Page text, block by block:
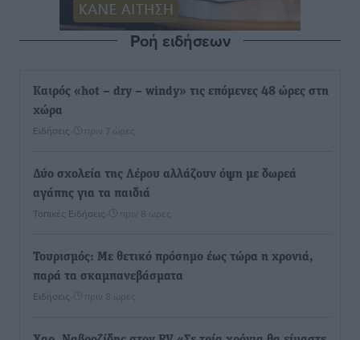
Ροή ειδήσεων
Καιρός «hot – dry – windy» τις επόμενες 48 ώρες στη
χώρα
Ειδήσεις πριν 7 ώρες
Δύο σχολεία της Λέρου αλλάζουν όψη με δωρεά
αγάπης για τα παιδιά
Τοπικές Ειδήσεις πριν 8 ώρες
Τουρισμός: Με θετικό πρόσημο έως τώρα η χρονιά,
παρά τα σκαμπανεβάσματα
Ειδήσεις πριν 8 ώρες